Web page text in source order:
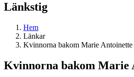
Länkstig
Hem
Länkar
Kvinnorna bakom Marie Antoinette
Kvinnorna bakom Marie